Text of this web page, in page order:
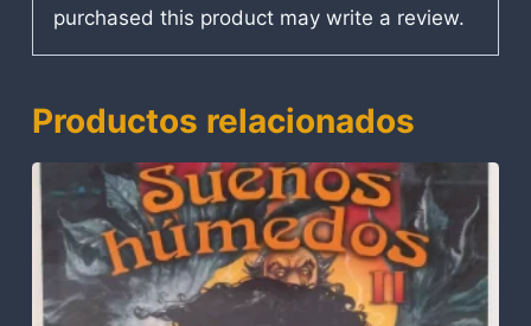
purchased this product may write a review.
Productos relacionados